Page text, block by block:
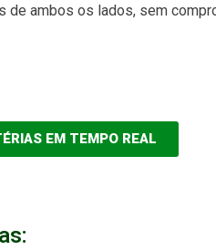
de ambos os lados, sem
EM TEMPO REAL